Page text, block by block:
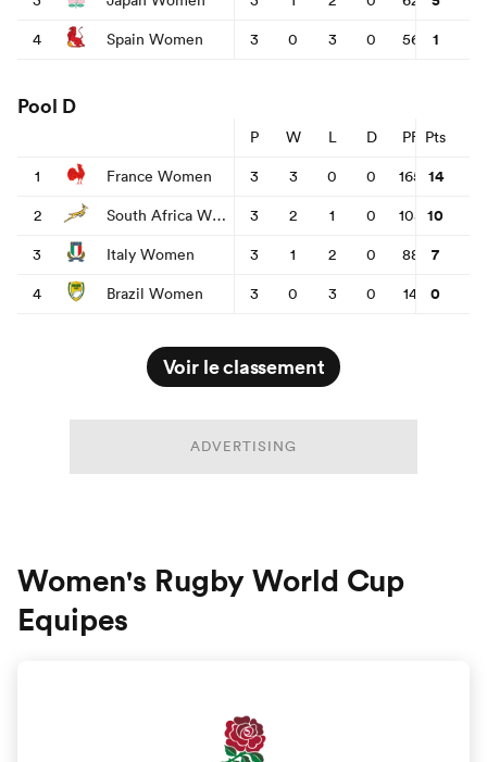
4
Spain Women
3
0 3 0 56
1
Pool D
1
France Women
2
South Africa Women
3
Italy Women
4
Brazil Women
P W L D PF PA
3
3 0 0 165 15
3
2 1 0 105 87
3
1 2 0 88
3
0 3 0 14 214
Pts
14
10
7
0
Voir le classement
ADVERTISING
Women's Rugby World Cup
Equipes